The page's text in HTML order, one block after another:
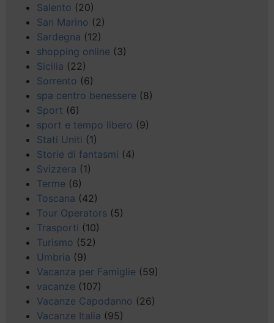
Salento (20)
San Marino (2)
Sardegna (12)
shopping online (3)
Sicilia (22)
Sorrento (6)
spa centro benessere (8)
Sport (6)
sport e tempo libero (9)
Stati Uniti (1)
Storie di fantasmi (4)
Svizzera (1)
Terme (6)
Toscana (42)
Tour Operators (5)
Trasporti (10)
Turismo (52)
Umbria (9)
Vacanza per Famiglie (59)
vacanze (107)
Vacanze Capodanno (26)
Vacanze Italia (95)